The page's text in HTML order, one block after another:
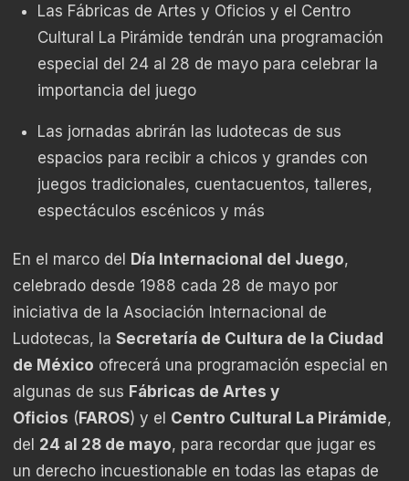
Las Fábricas de Artes y Oficios y el Centro
Cultural La Pirámide tendrán una programación
especial del 24 al 28 de mayo para celebrar la
importancia del juego
Las jornadas abrirán las ludotecas de sus
espacios para recibir a chicos y grandes con
juegos tradicionales, cuentacuentos, talleres,
espectáculos escénicos y más
En el marco del Día Internacional del Juego,
celebrado desde 1988 cada 28 de mayo por
iniciativa de la Asociación Internacional de
Ludotecas, la Secretaría de Cultura de la Ciudad
de México ofrecerá una programación especial en
algunas de sus Fábricas de Artes y
Oficios (FAROS) y el Centro Cultural La Pirámide,
del 24 al 28 de mayo, para recordar que jugar es
un derecho incuestionable en todas las etapas de